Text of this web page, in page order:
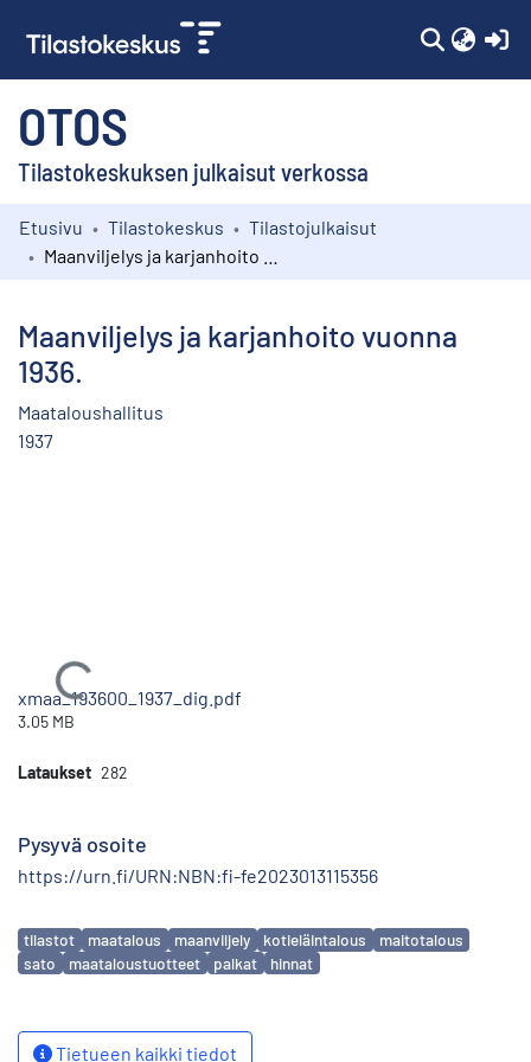
OTOS
Tilastokeskuksen julkaisut verkossa
Kokoelmat
Etusivu Tilastokeskus
Tilastojulkaisut
Maanviljelys ja karjanhoito vuonna
1936.
Maataloushallitus
1937
Ladataan...
xmaa_193600_1937_dig.pdf
3.05 MB
Lataukset 282
Pysyvä osoite
https://urn.fi/URN:NBN:fi-fe2023013115356
Avainsanat
tilastot maatalous maanviljely kotieläintalous
maitotalous
sato
maataloustuotteet palkat hinnat
Tietueen kaikki tiedot